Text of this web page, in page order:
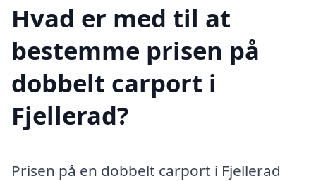
Hvad er med til at
bestemme prisen på
dobbelt carport i
Fjellerad?
Prisen på en dobbelt carport i Fjellerad